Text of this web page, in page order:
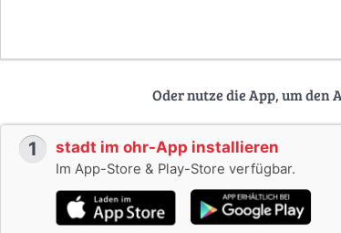
Oder nutze die App, um den
1 stadt im ohr-App installieren
Im App-Store & Play-Store verfügbar.